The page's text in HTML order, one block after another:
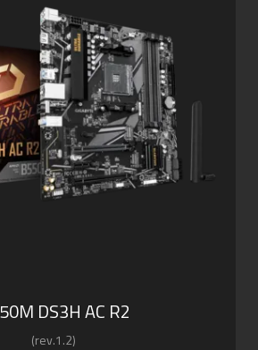
DS3H AC R2
(rev.1.2)